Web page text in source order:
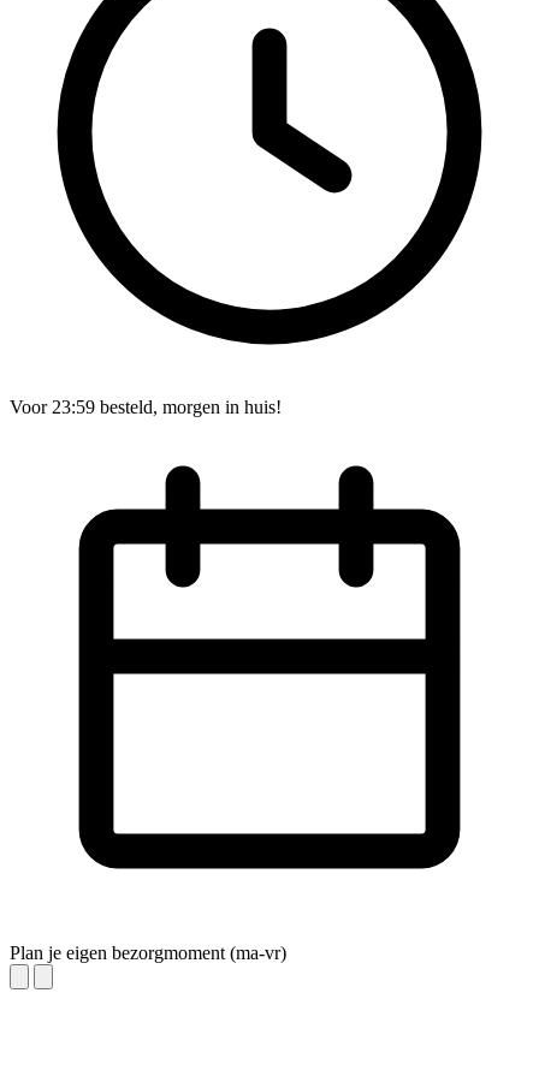
Voor 23:59 besteld, morgen in huis!
Plan je eigen bezorgmoment (ma-vr)